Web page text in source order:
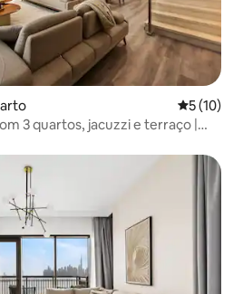
5 de uma
5 (10)
3 quartos, jacuzzi e terraço |